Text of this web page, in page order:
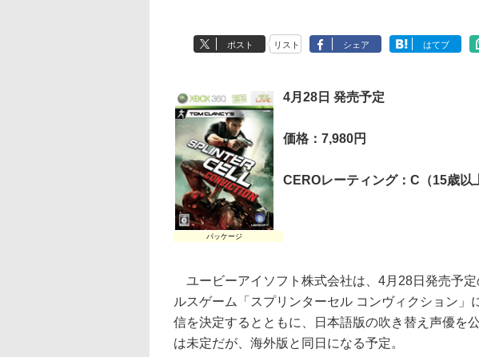
ポスト リスト シェア はてブ
パッケージ
4月28日 発売予定
価格：7,980円
CEROレーティング：C（15歳以
ユービーアイソフト株式会社は、4月28日発売予
ルスゲーム「スプリンターセル コンヴィクション」
信を決定するとともに、日本語版の吹き替え声優を
は未定だが、海外版と同日になる予定。